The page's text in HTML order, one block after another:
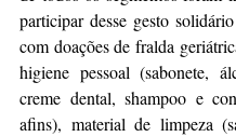
participar desse gesto
com doações de fralda
higiene pessoal (sabonete,
creme dental, shampoo e
afins), material de limpeza